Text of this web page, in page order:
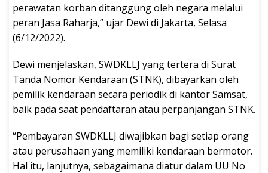
perawatan korban ditanggung oleh negara melalui
peran Jasa Raharja,” ujar Dewi di Jakarta, Selasa
(6/12/2022).
Dewi menjelaskan, SWDKLLJ yang tertera di Surat
Tanda Nomor Kendaraan (STNK), dibayarkan oleh
pemilik kendaraan secara periodik di kantor Samsat,
baik pada saat pendaftaran atau perpanjangan STNK.
“Pembayaran SWDKLLJ diwajibkan bagi setiap orang
atau perusahaan yang memiliki kendaraan bermotor.
Hal itu, lanjutnya, sebagaimana diatur dalam UU No